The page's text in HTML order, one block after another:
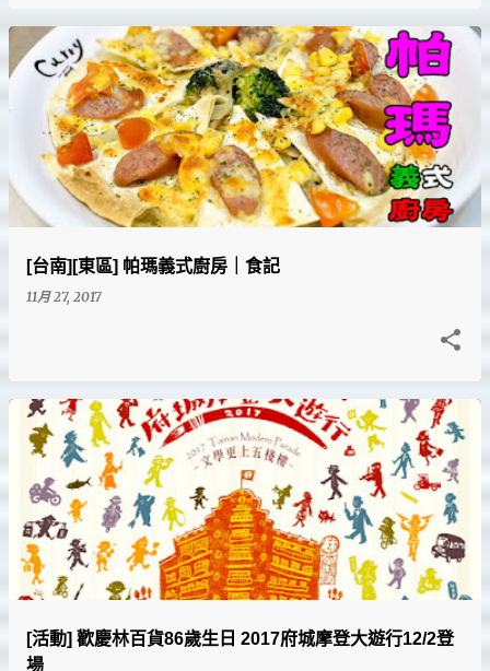
[台南][東區] 帕瑪義式廚房｜食記
11月 27, 2017
[活動] 歡慶林百貨86歲生日 2017府城摩登大遊行12/2登
場